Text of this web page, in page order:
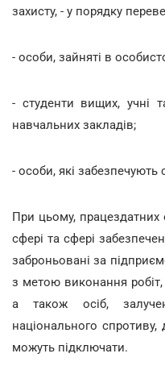
захисту, - у порядку
- особи, зайняті в
- студенти вищих, учні
навчальних закладів;
- особи, які
При цьому,
сфері та сфері
заброньовані за
з метою виконання
а також осіб,
національного спротиву,
можуть підключати.